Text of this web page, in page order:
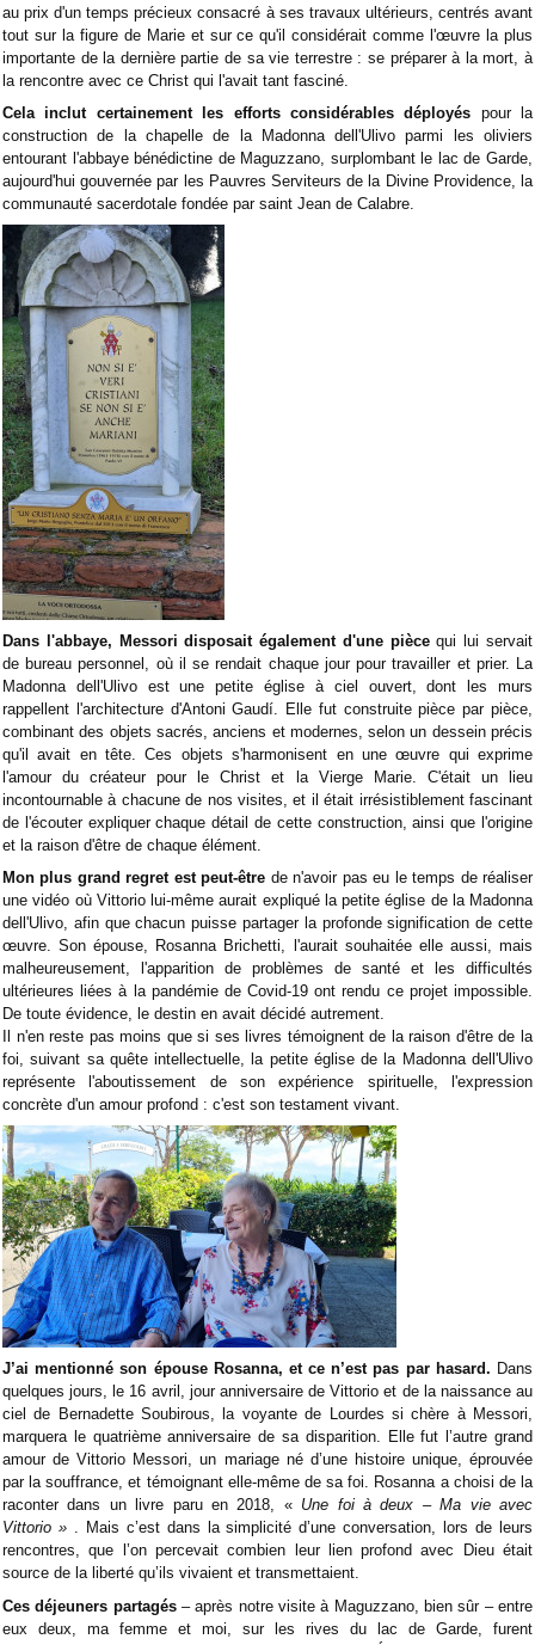
au prix d'un temps précieux consacré à ses travaux ultérieurs, centrés avant
tout sur la figure de Marie et sur ce qu'il considérait comme l'œuvre la plus
importante de la dernière partie de sa vie terrestre : se préparer à la mort, à
la rencontre avec ce Christ qui l'avait tant fasciné.
Cela inclut certainement les efforts considérables déployés pour la
construction de la chapelle de la Madonna dell'Ulivo parmi les oliviers
entourant l'abbaye bénédictine de Maguzzano, surplombant le lac de Garde,
aujourd'hui gouvernée par les Pauvres Serviteurs de la Divine Providence, la
communauté sacerdotale fondée par saint Jean de Calabre.
Dans l'abbaye, Messori disposait également d'une piècequi lui servait
de bureau personnel, où il se rendait chaque jour pour travailler et prier. La
Madonna dell'Ulivo est une petite église à ciel ouvert, dont les murs
rappellent l'architecture d'Antoni Gaudí. Elle fut construite pièce par pièce,
combinant des objets sacrés, anciens et modernes, selon un dessein précis
qu'il avait en tête. Ces objets s'harmonisent en une œuvre qui exprime
l'amour du créateur pour le Christ et la Vierge Marie. C'était un lieu
incontournable à chacune de nos visites, et il était irrésistiblement fascinant
de l'écouter expliquer chaque détail de cette construction, ainsi que l'origine
et la raison d'être de chaque élément.
Mon plus grand regret est peut-être de n'avoir pas eu le temps de réaliser
une vidéo où Vittorio lui-même aurait expliqué la petite église de la Madonna
dell'Ulivo, afin que chacun puisse partager la profonde signification de cette
œuvre. Son épouse, Rosanna Brichetti, l'aurait souhaitée elle aussi, mais
malheureusement, l'apparition de problèmes de santé et les difficultés
ultérieures liées à la pandémie de Covid-19 ont rendu ce projet impossible.
De toute évidence, le destin en avait décidé autrement.
Il n'en reste pas moins que si ses livres témoignent de la raison d'être de la
foi, suivant sa quête intellectuelle, la petite église de la Madonna dell'Ulivo
représente l'aboutissement de son expérience spirituelle, l'expression
concrète d'un amour profond : c'est son testament vivant.
J’ai mentionné son épouse Rosanna, et ce n’est pas par hasard. Dans
quelques jours, le 16 avril, jour anniversaire de Vittorio et de la naissance au
ciel de Bernadette Soubirous, la voyante de Lourdes si chère à Messori,
marquera le quatrième anniversaire de sa disparition. Elle fut l’autre grand
amour de Vittorio Messori, un mariage né d’une histoire unique, éprouvée
par la souffrance, et témoignant elle-même de sa foi. Rosanna a choisi de la
raconter dans un livre paru en 2018, «Une foi à deux – Ma vie avec
Vittorio ». Mais c’est dans la simplicité d’une conversation, lors de leurs
rencontres, que l’on percevait combien leur lien profond avec Dieu était
source de la liberté qu’ils vivaient et transmettaient.
Ces déjeuners partagés– après notre visite à Maguzzano, bien sûr – entre
eux deux, ma femme et moi, sur les rives du lac de Garde, furent